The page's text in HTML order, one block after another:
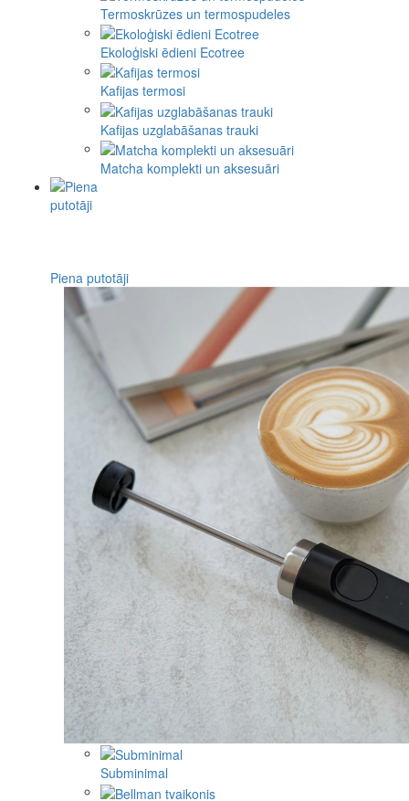
Termoskrūzes un termospudeles
Ekoloģiski ēdieni Ecotree
Kafijas termosi
Kafijas uzglabāšanas trauki
Matcha komplekti un aksesuāri
Piena putotāji
Subminimal